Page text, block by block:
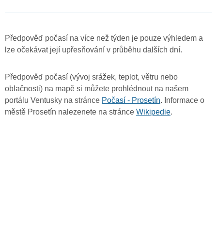
Předpověď počasí na více než týden je pouze výhledem a
lze očekávat její upřesňování v průběhu dalších dní.
Předpověď počasí (vývoj srážek, teplot, větru nebo
oblačnosti) na mapě si můžete prohlédnout na našem
portálu Ventusky na stránce Počasí - Prosetín. Informace o
městě Prosetín nalezenete na stránce Wikipedie.